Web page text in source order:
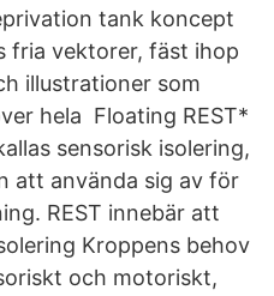
tank koncept
fria vektorer, fäst ihop
illustrationer som
hela Floating REST*
sensorisk isolering,
att använda sig av för
REST innebär att
Kroppens behov
och motoriskt,